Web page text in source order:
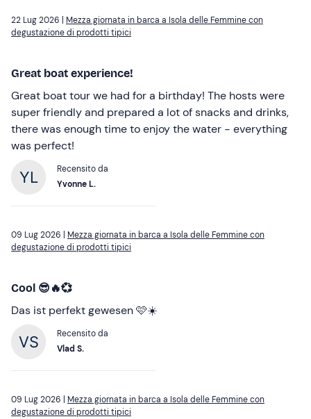
22 Lug 2026 | Mezza giornata in barca a Isola delle Femmine con
degustazione di prodotti tipici
Great boat experience!
Great boat tour we had for a birthday! The hosts were
super friendly and prepared a lot of snacks and drinks,
there was enough time to enjoy the water - everything
was perfect!
Recensito da
Yvonne L.
09 Lug 2026 | Mezza giornata in barca a Isola delle Femmine con
degustazione di prodotti tipici
Cool 😎🔥💞
Das ist perfekt gewesen 🩷☀️
Recensito da
Vlad S.
09 Lug 2026 | Mezza giornata in barca a Isola delle Femmine con
degustazione di prodotti tipici